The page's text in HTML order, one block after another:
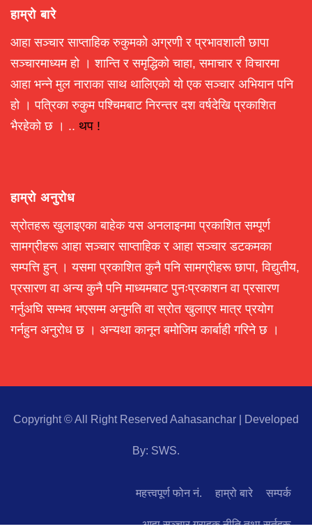
हाम्रो बारे
आहा सञ्चार साप्ताहिक रुकुमको अग्रणी र प्रभावशाली छापा
सञ्चारमाध्यम हो । शान्ति र समृद्धिको चाहा, समाचार र विचारमा
आहा भन्ने मुल नाराका साथ थालिएको यो एक सञ्चार अभियान पनि
हो । पत्रिका रुकुम पश्चिमबाट निरन्तर दश वर्षदेखि प्रकाशित
भैरहेको छ । .. थप !
हाम्रो अनुरोध
स्रोतहरू खुलाइएका बाहेक यस अनलाइनमा प्रकाशित सम्पूर्ण
सामग्रीहरू आहा सञ्चार साप्ताहिक र आहा सञ्चार डटकमका
सम्पत्ति हुन् । यसमा प्रकाशित कुनै पनि सामग्रीहरू छापा, विद्युतीय,
प्रसारण वा अन्य कुनै पनि माध्यमबाट पुनःप्रकाशन वा प्रसारण
गर्नुअघि सम्भव भएसम्म अनुमति वा स्रोत खुलाएर मात्र प्रयोग
गर्नहुन अनुरोध छ । अन्यथा कानून बमोजिम कार्बाही गरिने छ ।
Copyright © All Right Reserved Aahasanchar Developed
By: SWS.
महत्त्वपूर्ण फोन नं. हाम्रो बारे सम्पर्क
आहा सञ्चार ग्राहक नीति तथा सर्तहरू